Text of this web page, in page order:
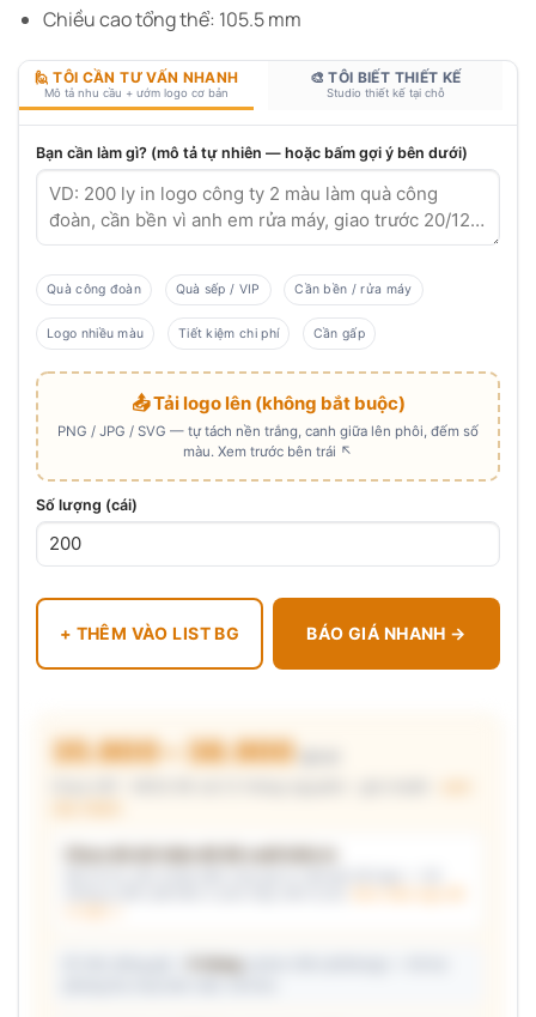
Chiều cao tổng thể: 105.5 mm
🙋 TÔI CẦN TƯ VẤN NHANH
Mô tả nhu cầu + ướm logo cơ bản
🎨 TÔI BIẾT THIẾT KẾ
Studio thiết kế tại chỗ
Bạn cần làm gì? (mô tả tự nhiên — hoặc bấm gợi ý bên dưới)
Quà công đoàn Quà sếp / VIP Cần bền / rửa máy
Logo nhiều màu Tiết kiệm chi phí Cần gấp
📤 Tải logo lên (không bắt buộc)
PNG / JPG / SVG — tự tách nền trắng, canh giữa lên phôi, đếm số
màu. Xem trước bên trái ↖
Số lượng (cái)
+ THÊM VÀO LIST BG BÁO GIÁ NHANH →
35.900 – 38.900